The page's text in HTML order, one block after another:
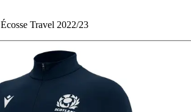
Travel 2022/23